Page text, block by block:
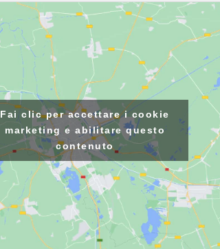
Fai clic per accettare i cookie
marketing e abilitare questo
contenuto